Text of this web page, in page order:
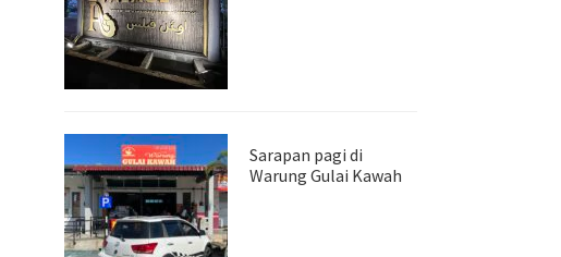
Sarapan pagi di
Warung Gulai Kawah